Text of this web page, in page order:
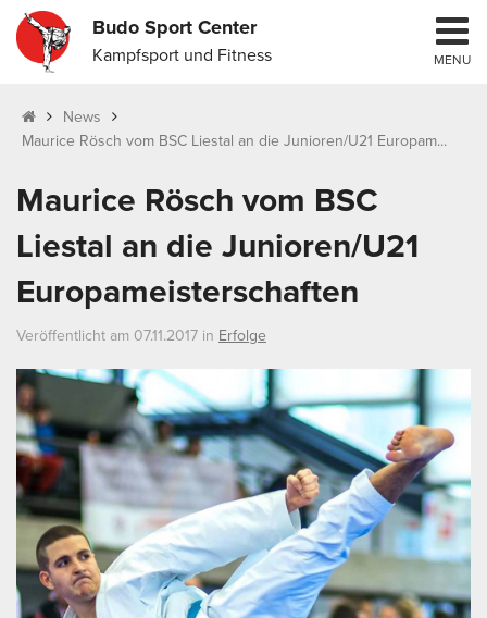
Budo Sport Center
Kampfsport und Fitness MENU
News
Maurice Rösch vom BSC Liestal an die Junioren/U21 Europam...
Maurice Rösch vom BSC
Liestal an die Junioren/U21
Europameisterschaften
Veröffentlicht am 07.11.2017 in Erfolge